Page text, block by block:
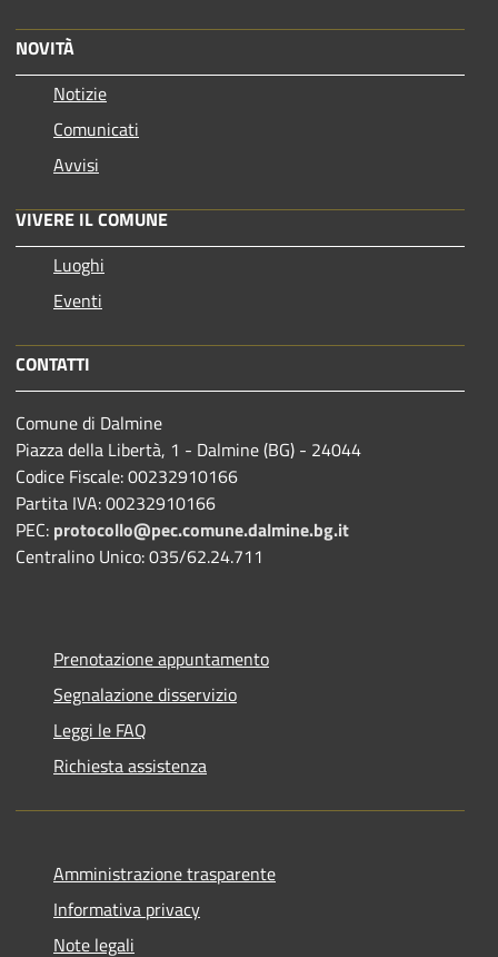
NOVITÀ
Notizie
Comunicati
Avvisi
VIVERE IL COMUNE
Luoghi
Eventi
CONTATTI
Comune di Dalmine
Piazza della Libertà, 1 - Dalmine (BG) - 24044
Codice Fiscale: 00232910166
Partita IVA: 00232910166
PEC: protocollo@pec.comune.dalmine.bg.it
Centralino Unico: 035/62.24.711
Prenotazione appuntamento
Segnalazione disservizio
Leggi le FAQ
Richiesta assistenza
Amministrazione trasparente
Informativa privacy
Note legali